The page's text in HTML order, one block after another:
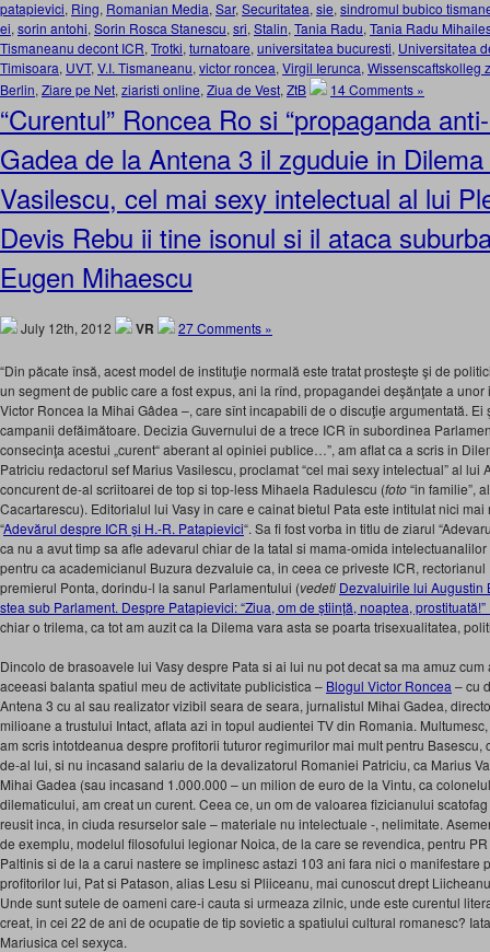
patapievici, Ring, Romanian Media, Sar, Securitatea, sie, sindromul bubico
ei, sorin antohi, Sorin Rosca Stanescu, sri, Stalin, Tania Radu, Tania Radu
Tismaneanu decont ICR, Trotki, turnatoare, universitatea bucuresti, Universitatea
Timisoara, UVT, V.I. Tismaneanu, victor roncea, Virgil Ierunca, Wissenscaftskolleg
Berlin, Ziare pe Net, ziaristi online, Ziua de Vest, ZtB 14 Comments »
“Curentul” Roncea Ro si “propaganda
Gadea de la Antena 3 il zguduie in
Vasilescu, cel mai sexy intelectual al lui
Devis Rebu ii tine isonul si il ataca
Eugen Mihaescu
July 12th, 2012 VR 27 Comments »
“Din păcate însă, acest model de instituţie normală este tratat prosteşte şi de
un segment de public care a fost expus, ani la rînd, propagandei deşănţate a
Victor Roncea la Mihai Gâdea –, care sînt incapabili de o discuţie argumentată.
campanii defăimătoare. Decizia Guvernului de a trece ICR în subordinea
consecinţa acestui „curent“ aberant al opiniei publice…”, am aflat ca a scris in
Patriciu redactorul sef Marius Vasilescu, proclamat “cel mai sexy intelectual” al lui
concurent de-al scriitoarei de top si top-less Mihaela Radulescu (foto“in familie”,
Cacartarescu). Editorialul lui Vasy in care e cainat bietul Pata este intitulat nici
“Adevărul despre ICR şi H.-R. Patapievici“. Sa fi fost vorba in titlu de ziarul
ca nu a avut timp sa afle adevarul chiar de la tatal si mama-omida
pentru ca academicianul Buzura dezvaluie ca, in ceea ce priveste ICR,
premierul Ponta, dorindu-l la sanul Parlamentului (vedeti Dezvaluirile lui Augustin
stea sub Parlament. Despre Patapievici: “Ziua, om de știință, noaptea, prostituată!”
chiar o trilema, ca tot am auzit ca la Dilema vara asta se poarta trisexualitatea,
Dincolo de brasoavele lui Vasy despre Pata si ai lui nu pot decat sa ma amuz
aceeasi balanta spatiul meu de activitate publicistica – Blogul Victor Roncea – cu
Antena 3 cu al sau realizator vizibil seara de seara, jurnalistul Mihai Gadea,
milioane a trustului Intact, aflata azi in topul audientei TV din Romania.
am scris intotdeanua despre profitorii tuturor regimurilor mai mult pentru Basescu,
de-al lui, si nu incasand salariu de la devalizatorul Romaniei Patriciu, ca Marius
Mihai Gadea (sau incasand 1.000.000 – un milion de euro de la Vintu, ca
dilematicului, am creat un curent. Ceea ce, un om de valoarea fizicianului
reusit inca, in ciuda resurselor sale – materiale nu intelectuale -, nelimitate.
de exemplu, modelul filosofului legionar Noica, de la care se revendica, pentru
Paltinis si de la a carui nastere se implinesc astazi 103 ani fara nici o manifestare
profitorilor lui, Pat si Patason, alias Lesu si Pliiceanu, mai cunoscut drept
Unde sunt sutele de oameni care-i cauta si urmeaza zilnic, unde este curentul
creat, in cei 22 de ani de ocupatie de tip sovietic a spatiului cultural romanesc?
Mariusica cel sexyca.